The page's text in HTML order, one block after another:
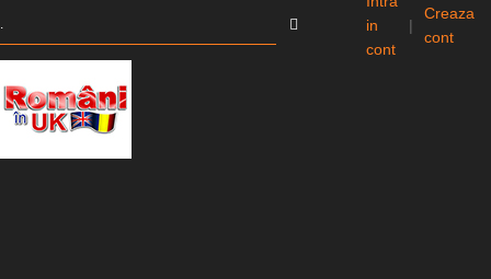
in
cont
|
Creaza
cont